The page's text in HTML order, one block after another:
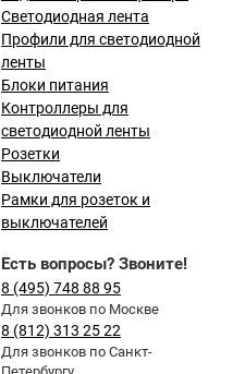
Светодиодная лента
Профили для светодиодной
ленты
Блоки питания
Контроллеры для
светодиодной ленты
Розетки
Выключатели
Рамки для розеток и
выключателей
Есть вопросы? Звоните!
8 (495) 748 88 95
Для звонков по Москве
8 (812) 313 25 22
Для звонков по Санкт-